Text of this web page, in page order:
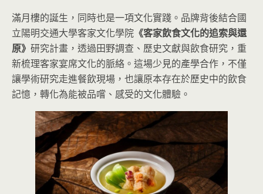
滿月樓的誕生，同時也是一項文化實踐。品牌背後結合國
立陽明交通大學客家文化學院 《客家飲食文化的追索與還
原》 研究計畫，透過田野調查、歷史文獻與飲食研究，重
新梳理客家宴席文化的脈絡。這場少見的產學合作，不僅
讓學術研究走進餐飲現場，也讓原本存在於歷史中的飲食
記憶，轉化為能被品嚐、感受的文化體驗。